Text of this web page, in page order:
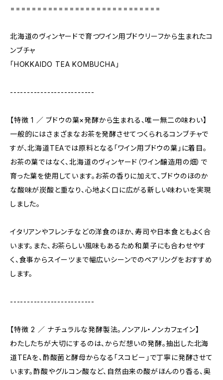
============================
北海道のヴィンヤードで育つワイン用ブドウリーフから生まれたコ
ンブチャ
「HOKKAIDO TEA KOMBUCHA」
-------------------------
【特徴 1 ／ ブドウの葉×発酵から生まれる、唯一無二の味わい】
一般的にはさまざまなお茶を発酵させてつくられるコンブチャで
すが、北海道TEAでは原料となる「ワイン用ブドウの葉」に着目。
お茶の葉ではなく、北海道のヴィンヤード（ワイン醸造用の畑）で
育った葉を使用しています。お茶の香りに加えて、ブドウのほのか
な酸味が炭酸と重なり、心地よく口に広がる新しい味わいを実現
しました。
イタリアンやフレンチなどの洋食のほか、寿司や日本食ともよく合
います。また、お茶らしい風味もあるため和菓子にも合わせやす
く、食事からスイーツまで幅広いシーンでのペアリングをおすすめ
します。
-------------------------
【特徴 2 ／ ナチュラルな発酵製法。ノンアル・ノンカフェイン】
わたしたちが大切にするのは、からだ想いの発酵。抽出した北海
道TEAを、酢酸菌と酵母からなる「スコビー」で丁寧に発酵させて
います。酢酸やグルコン酸など、自然由来の酸がほんのり香る、奥